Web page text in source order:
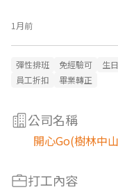
1月前
彈性排班 免經驗可 生
員工折扣
畢業轉正
公司名稱
開心Go(樹林中
打工內容